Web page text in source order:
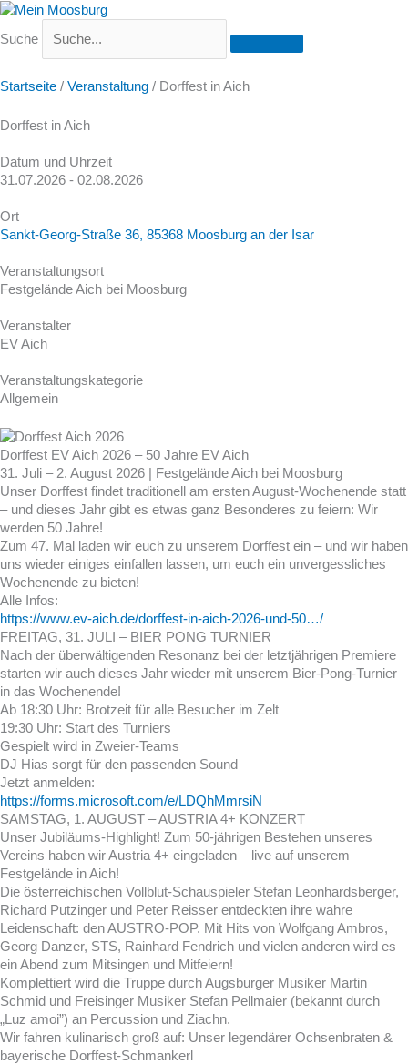
Suche
Startseite / Veranstaltung / Dorffest in Aich
Dorffest in Aich
Datum und Uhrzeit
31.07.2026 - 02.08.2026
Ort
Sankt-Georg-Straße 36, 85368 Moosburg an der Isar
Veranstaltungsort
Festgelände Aich bei Moosburg
Veranstalter
EV Aich
Veranstaltungskategorie
Allgemein
Dorffest EV Aich 2026 – 50 Jahre EV Aich
31. Juli – 2. August 2026 | Festgelände Aich bei Moosburg
Unser Dorffest findet traditionell am ersten August-Wochenende statt
– und dieses Jahr gibt es etwas ganz Besonderes zu feiern: Wir
werden 50 Jahre!
Zum 47. Mal laden wir euch zu unserem Dorffest ein – und wir haben
uns wieder einiges einfallen lassen, um euch ein unvergessliches
Wochenende zu bieten!
Alle Infos:
https://www.ev-aich.de/dorffest-in-aich-2026-und-50…/
FREITAG, 31. JULI – BIER PONG TURNIER
Nach der überwältigenden Resonanz bei der letztjährigen Premiere
starten wir auch dieses Jahr wieder mit unserem Bier-Pong-Turnier
in das Wochenende!
Ab 18:30 Uhr: Brotzeit für alle Besucher im Zelt
19:30 Uhr: Start des Turniers
Gespielt wird in Zweier-Teams
DJ Hias sorgt für den passenden Sound
Jetzt anmelden:
https://forms.microsoft.com/e/LDQhMmrsiN
SAMSTAG, 1. AUGUST – AUSTRIA 4+ KONZERT
Unser Jubiläums-Highlight! Zum 50-jährigen Bestehen unseres
Vereins haben wir Austria 4+ eingeladen – live auf unserem
Festgelände in Aich!
Die österreichischen Vollblut-Schauspieler Stefan Leonhardsberger,
Richard Putzinger und Peter Reisser entdeckten ihre wahre
Leidenschaft: den AUSTRO-POP. Mit Hits von Wolfgang Ambros,
Georg Danzer, STS, Rainhard Fendrich und vielen anderen wird es
ein Abend zum Mitsingen und Mitfeiern!
Komplettiert wird die Truppe durch Augsburger Musiker Martin
Schmid und Freisinger Musiker Stefan Pellmaier (bekannt durch
„Luz amoi”) an Percussion und Ziachn.
Wir fahren kulinarisch groß auf: Unser legendärer Ochsenbraten &
bayerische Dorffest-Schmankerl